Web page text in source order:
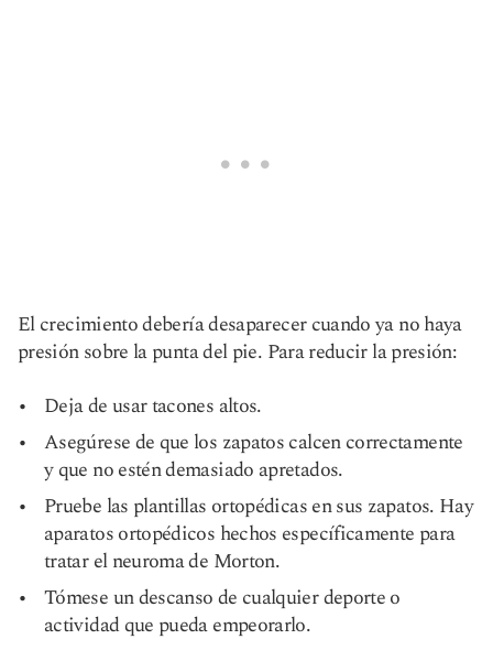
El crecimiento debería desaparecer cuando ya no haya
presión sobre la punta del pie. Para reducir la presión:
Deja de usar tacones altos.
Asegúrese de que los zapatos calcen correctamente
y que no estén demasiado apretados.
Pruebe las plantillas ortopédicas en sus zapatos. Hay
aparatos ortopédicos hechos específicamente para
tratar el neuroma de Morton.
Tómese un descanso de cualquier deporte o
actividad que pueda empeorarlo.